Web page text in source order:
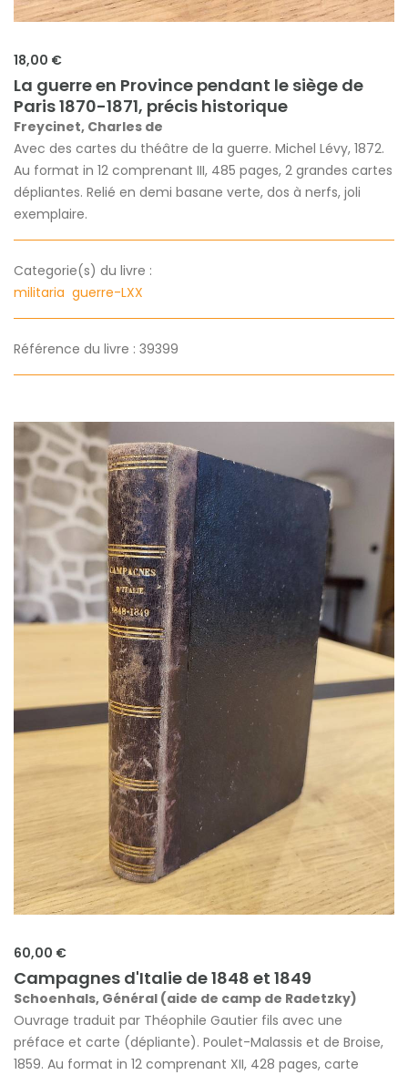
18,00 €
La guerre en Province pendant le siège de
Paris 1870-1871, précis historique
Freycinet, Charles de
Avec des cartes du théâtre de la guerre. Michel Lévy, 1872.
Au format in 12 comprenant III, 485 pages, 2 grandes cartes
dépliantes. Relié en demi basane verte, dos à nerfs, joli
exemplaire.
Categorie(s) du livre :
militaria guerre-LXX
Référence du livre : 39399
60,00 €
Campagnes d'Italie de 1848 et 1849
Schoenhals, Général (aide de camp de Radetzky)
Ouvrage traduit par Théophile Gautier fils avec une
préface et carte (dépliante). Poulet-Malassis et de Broise,
1859. Au format in 12 comprenant XII, 428 pages, carte